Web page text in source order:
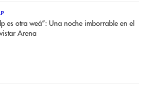
es otra weá”: Una noche imborrable en el
Arena